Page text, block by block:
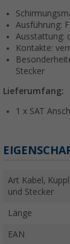
Ausführung:
Ausstattung:
Kontakte:
Stecker
Lieferumfang:
1 x SAT
Art Kabel,
und Stecker
Länge
EAN